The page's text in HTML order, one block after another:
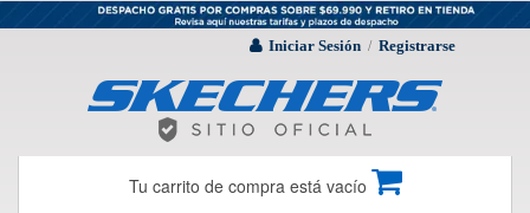
Iniciar Sesión / Registrarse
Tu carrito de compra está vacío